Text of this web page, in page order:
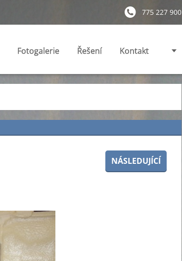
775 227 900
Fotogalerie Řešení Kontakt
NÁSLEDUJÍCÍ